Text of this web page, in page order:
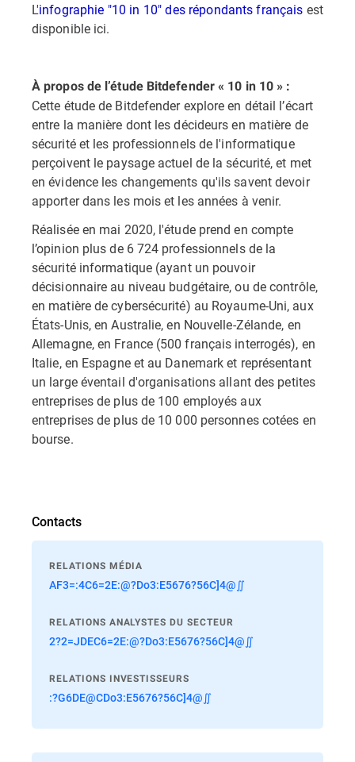
L'infographie "10 in 10" des répondants français est
disponible ici.
À propos de l’étude Bitdefender « 10 in 10 » :
Cette étude de Bitdefender explore en détail l’écart
entre la manière dont les décideurs en matière de
sécurité et les professionnels de l'informatique
perçoivent le paysage actuel de la sécurité, et met
en évidence les changements qu'ils savent devoir
apporter dans les mois et les années à venir.
Réalisée en mai 2020, l'étude prend en compte
l’opinion plus de 6 724 professionnels de la
sécurité informatique (ayant un pouvoir
décisionnaire au niveau budgétaire, ou de contrôle,
en matière de cybersécurité) au Royaume-Uni, aux
États-Unis, en Australie, en Nouvelle-Zélande, en
Allemagne, en France (500 français interrogés), en
Italie, en Espagne et au Danemark et représentant
un large éventail d'organisations allant des petites
entreprises de plus de 100 employés aux
entreprises de plus de 10 000 personnes cotées en
bourse.
Contacts
RELATIONS MÉDIA
AF3=:4C6=2E:@?Do3:E5676?56C]4@∬
RELATIONS ANALYSTES DU SECTEUR
2?2=JDEC6=2E:@?Do3:E5676?56C]4@∬
RELATIONS INVESTISSEURS
:?G6DE@CDo3:E5676?56C]4@∬